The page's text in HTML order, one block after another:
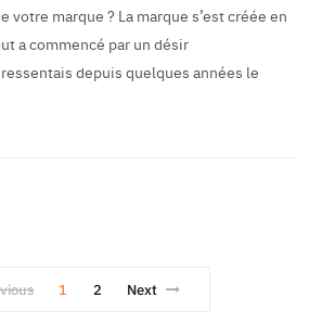
votre marque ? La marque s’est créée en
a commencé par un désir
depuis quelques années le
1 2 Next